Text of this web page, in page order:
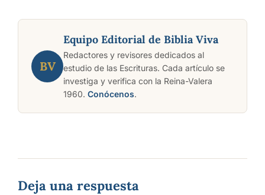
BV
Equipo Editorial de Biblia Viva
Redactores y revisores dedicados al
estudio de las Escrituras. Cada artículo se
investiga y verifica con la Reina-Valera
1960. Conócenos.
Deja una respuesta